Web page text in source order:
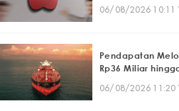
06/08/2026 10:11
Pendapatan
Rp36 Miliar
06/08/2026 11:20